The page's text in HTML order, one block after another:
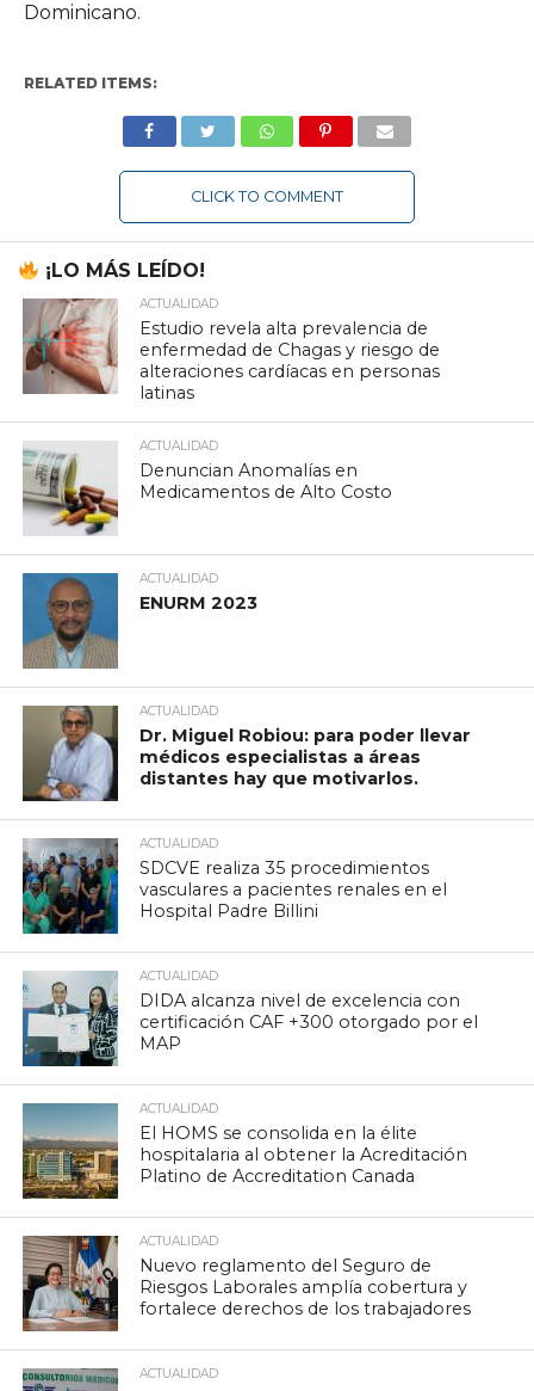
Dominicano.
RELATED ITEMS:
CLICK TO COMMENT
¡LO MÁS LEÍDO!
ACTUALIDAD
Estudio revela alta prevalencia de
enfermedad de Chagas y riesgo de
alteraciones cardíacas en personas
latinas
ACTUALIDAD
Denuncian Anomalías en
Medicamentos de Alto Costo
ACTUALIDAD
ENURM 2023
ACTUALIDAD
Dr. Miguel Robiou: para poder llevar
médicos especialistas a áreas
distantes hay que motivarlos.
ACTUALIDAD
SDCVE realiza 35 procedimientos
vasculares a pacientes renales en el
Hospital Padre Billini
ACTUALIDAD
DIDA alcanza nivel de excelencia con
certificación CAF +300 otorgado por el
MAP
ACTUALIDAD
El HOMS se consolida en la élite
hospitalaria al obtener la Acreditación
Platino de Accreditation Canada
ACTUALIDAD
Nuevo reglamento del Seguro de
Riesgos Laborales amplía cobertura y
fortalece derechos de los trabajadores
ACTUALIDAD